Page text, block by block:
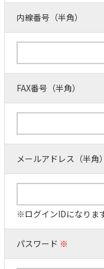
内線番号（半角）
FAX番号（半角）
メールアドレス（半角）
※ログインIDになりま
パスワード ※